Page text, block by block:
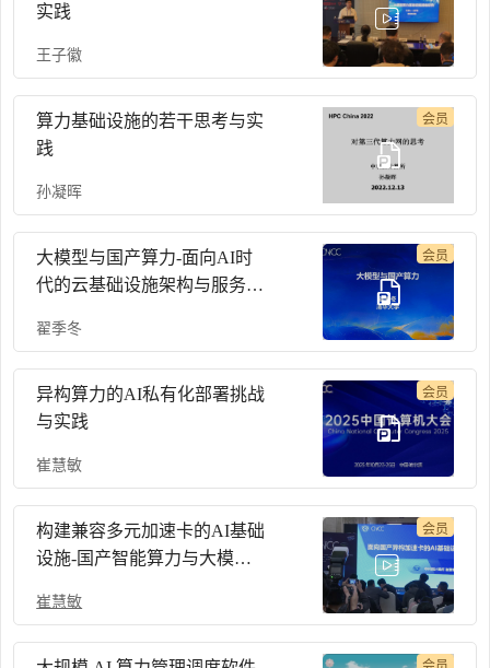
实践
王子徽
算力基础设施的若干思考与实
践
孙凝晖
会员
大模型与国产算力-面向AI时
代的云基础设施架构与服务-
翟季冬
会员
异构算力的AI私有化部署挑战
与实践
崔慧敏
会员
构建兼容多元加速卡的AI基础
设施-国产智能算力与大模型
崔慧敏
会员